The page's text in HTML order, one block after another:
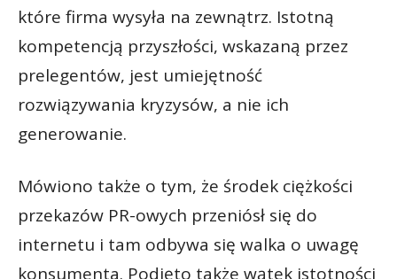
które firma wysyła na zewnątrz. Istotną
kompetencją przyszłości, wskazaną przez
prelegentów, jest umiejętność
rozwiązywania kryzysów, a nie ich
generowanie.
Mówiono także o tym, że środek ciężkości
przekazów PR-owych przeniósł się do
internetu i tam odbywa się walka o uwagę
konsumenta. Podjęto także wątek istotności